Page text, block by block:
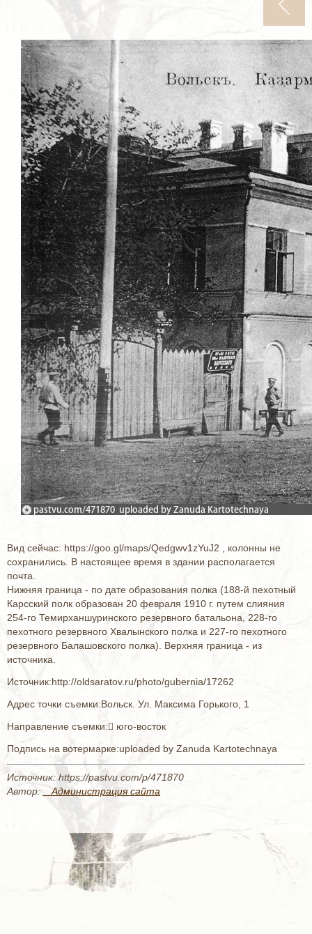
Вид сейчас: https://goo.gl/maps/Qedgwv1zYuJ2 , колонны не
сохранились. В настоящее время в здании располагается
почта.
Нижняя граница - по дате образования полка (188-й пехотный
Карсский полк образован 20 февраля 1910 г. путем слияния
254-го Темирханшуринского резервного батальона, 228-го
пехотного резервного Хвалынского полка и 227-го пехотного
резервного Балашовского полка). Верхняя граница - из
источника.
Источник:http://oldsaratov.ru/photo/gubernia/17262
Адрес точки съемки:Вольск. Ул. Максима Горького, 1
Направление съемки: юго-восток
Подпись на вотермарке:uploaded by Zanuda Kartotechnaya
Источник: https://pastvu.com/p/471870
Автор: _ Администрация сайта